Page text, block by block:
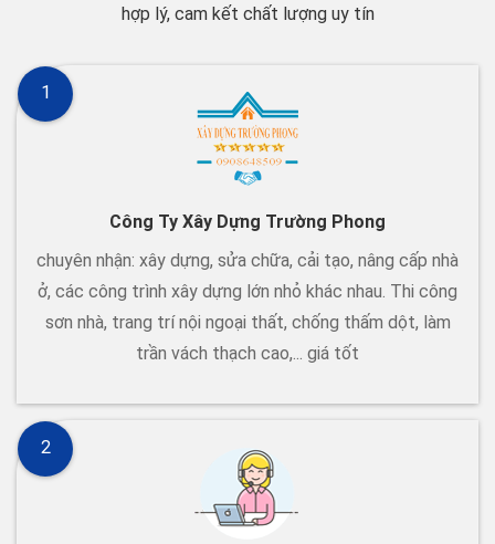
hợp lý, cam kết chất lượng uy tín
Công Ty Xây Dựng Trường Phong
chuyên nhận: xây dựng, sửa chữa, cải tạo, nâng cấp nhà
ở, các công trình xây dựng lớn nhỏ khác nhau. Thi công
sơn nhà, trang trí nội ngoại thất, chống thấm dột, làm
trần vách thạch cao,... giá tốt
1
2